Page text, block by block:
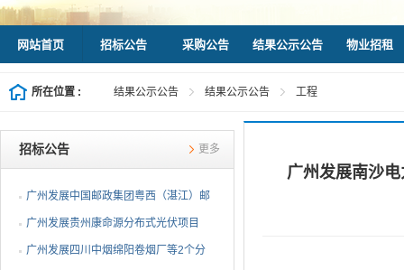
网站首页 招标公告 采购公告 结果公示公告 物业招租
所在位置 : 结果公示公告 结果公示公告 工程
广州发展南沙
招标公告 更多
广州发展中国邮政集团粤西（湛江）邮
件处理中心等3个分布...
广州发展贵州康命源分布式光伏项目
EPC总承包（第二次招标...
广州发展四川中烟绵阳卷烟厂等2个分